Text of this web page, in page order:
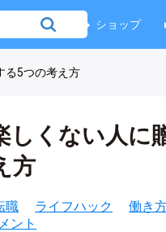
ショップ
る5つの考え方
しくない人に
方
職 ライフハック 働き
ント